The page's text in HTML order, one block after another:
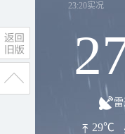
23:20实况
29℃